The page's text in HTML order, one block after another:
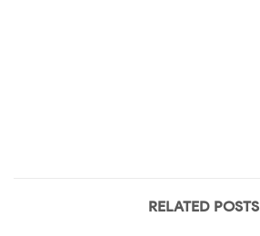
RELATED POSTS